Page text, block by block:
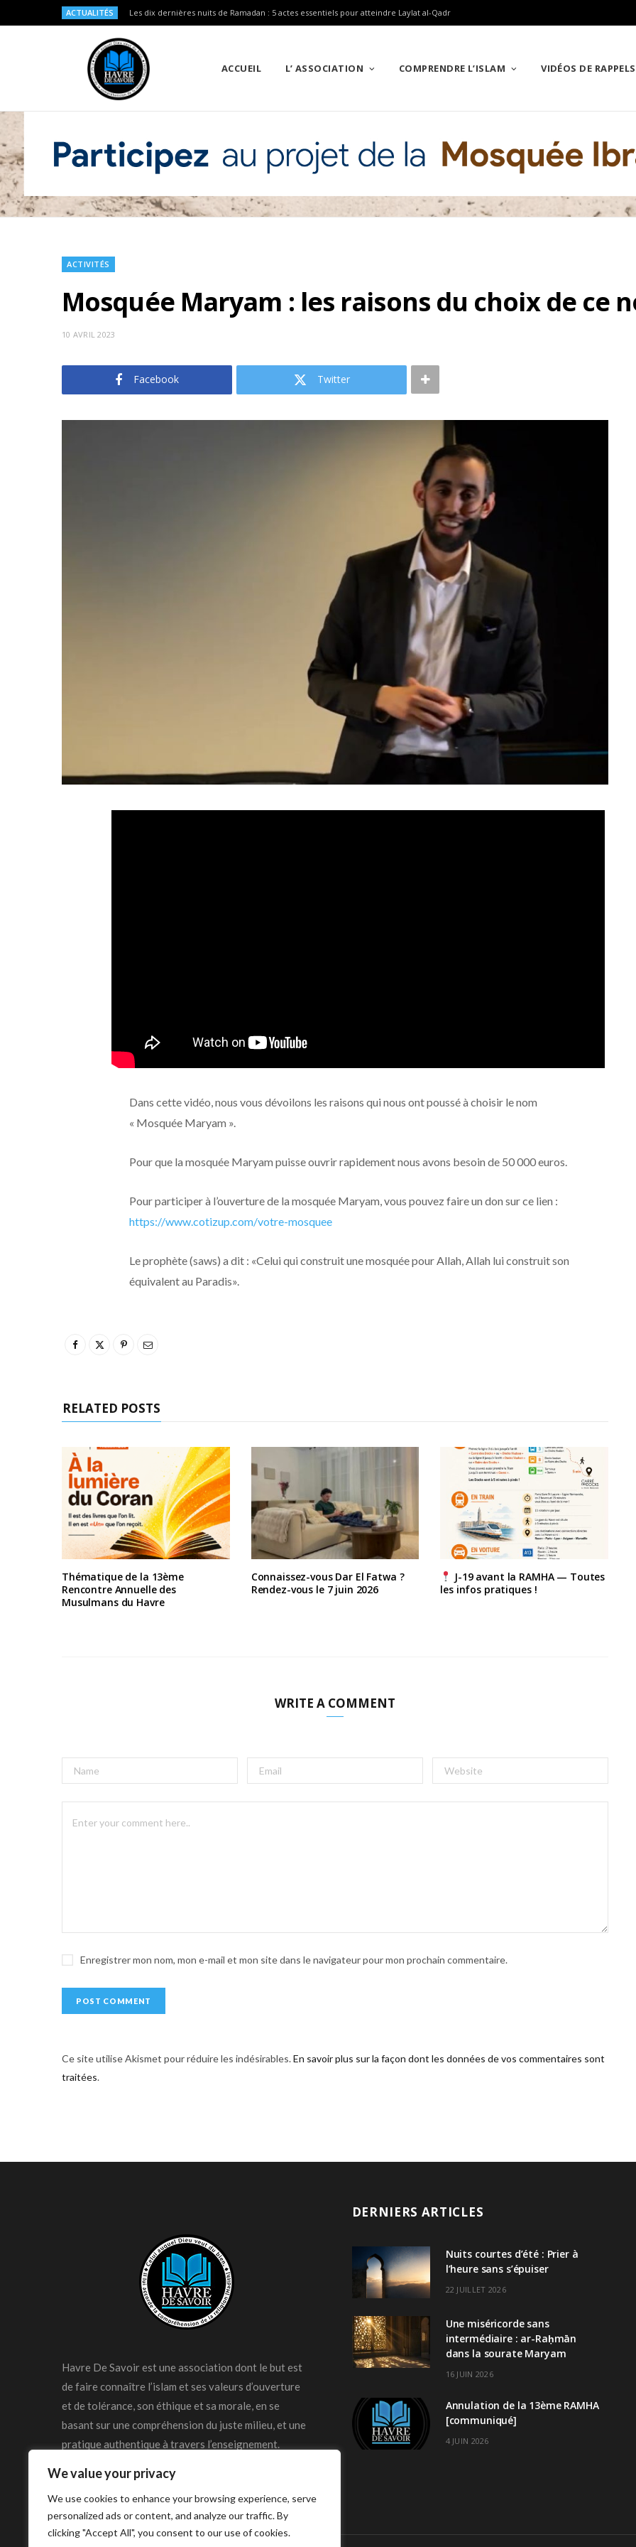
We value your privacy
We use cookies to enhance your browsing experience, serve
personalized ads or content, and analyze our traffic. By
clicking "Accept All", you consent to our use of cookies.
ACTUALITÉS Les dix dernières nuits de Ramadan : 5 actes essentiels pour atteindre Laylat al-Qadr
ACCUEIL L’ ASSOCIATION COMPRENDRE L’ISLAM VIDÉOS DE RAPPELS
ACTIVITÉS
Mosquée Maryam : les raisons du choix de ce
10 AVRIL 2023
Facebook Twitter
Dans cette vidéo, nous vous dévoilons les raisons qui nous ont poussé à choisir le nom
« Mosquée Maryam ».
Pour que la mosquée Maryam puisse ouvrir rapidement nous avons besoin de 50 000 euros.
Pour participer à l’ouverture de la mosquée Maryam, vous pouvez faire un don sur ce lien :
https://www.cotizup.com/votre-mosquee
Le prophète (saws) a dit : «Celui qui construit une mosquée pour Allah, Allah lui construit son
équivalent au Paradis».
RELATED POSTS
Thématique de la 13ème
Rencontre Annuelle des
Musulmans du Havre
Connaissez-vous Dar El Fatwa ?
Rendez-vous le 7 juin 2026
J-19 avant la RAMHA — Toutes
les infos pratiques !
WRITE A COMMENT
Enregistrer mon nom, mon e-mail et mon site dans le navigateur pour mon prochain commentaire.
l
t
v
:
Ce site utilise Akismet pour réduire les indésirables.En savoir plus sur la façon dont les données de vos commentaires sont
traitées.
Havre De Savoir est une association dont le but est
de faire connaître l’islam et ses valeurs d’ouverture
et de tolérance, son éthique et sa morale, en se
basant sur une compréhension du juste milieu, et une
pratique authentique à travers l’enseignement.
DERNIERS ARTICLES
Nuits courtes d’été : Prier à
l’heure sans s’épuiser
22 JUILLET 2026
Une miséricorde sans
intermédiaire : ar-Raḥmān
dans la sourate Maryam
16 JUIN 2026
Annulation de la 13ème RAMHA
[communiqué]
4 JUIN 2026